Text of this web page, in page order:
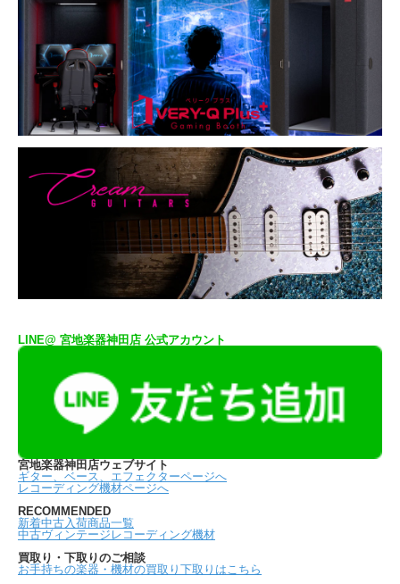
LINE@ 宮地楽器神田店 公式アカウント
宮地楽器神田店ウェブサイト
ギター、ベース、エフェクターページへ
レコーディング機材ページへ
RECOMMENDED
新着中古入荷商品一覧
中古ヴィンテージレコーディング機材
買取り・下取りのご相談
お手持ちの楽器・機材の買取り下取りはこちら